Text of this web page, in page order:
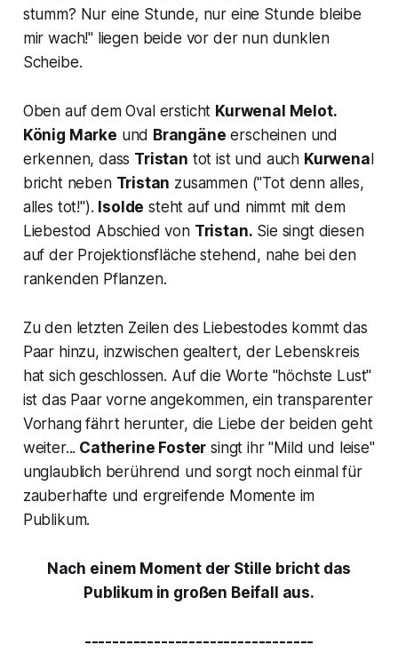
stumm? Nur eine Stunde, nur eine Stunde bleibe
mir wach!" liegen beide vor der nun dunklen
Scheibe.
Oben auf dem Oval ersticht Kurwenal Melot.
König Marke und Brangäne erscheinen und
erkennen, dass Tristan tot ist und auch Kurwenal
bricht neben Tristan zusammen ("Tot denn alles,
alles tot!"). Isolde steht auf und nimmt mit dem
Liebestod Abschied von Tristan. Sie singt diesen
auf der Projektionsfläche stehend, nahe bei den
rankenden Pflanzen.
Zu den letzten Zeilen des Liebestodes kommt das
Paar hinzu, inzwischen gealtert, der Lebenskreis
hat sich geschlossen. Auf die Worte "höchste Lust"
ist das Paar vorne angekommen, ein transparenter
Vorhang fährt herunter, die Liebe der beiden geht
weiter... Catherine Foster singt ihr"Mild und leise"
unglaublich berührend und sorgt noch einmal für
zauberhafte und ergreifende Momente im
Publikum.
Nach einem Moment der Stille bricht das
Publikum in großen Beifall aus.
---------------------------------